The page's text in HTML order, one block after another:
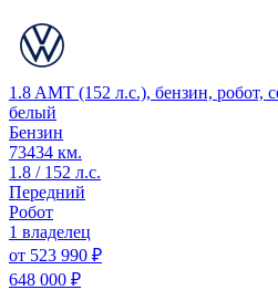
1.8 AMT (152 л.с.), бензин, робот,
белый
Бензин
73434 км.
1.8 / 152 л.с.
Передний
Робот
1 владелец
от 523 990 ₽
648 000 ₽